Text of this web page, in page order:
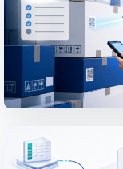
XEM BÀI VIẾT CHI
Xây dựng